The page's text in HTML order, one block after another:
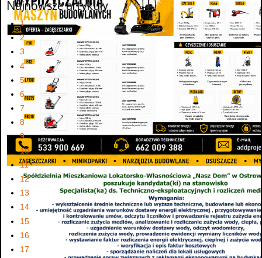
Najnowsze artykuły
1
2
3
4
5
6
7
8
9
10
11
12
13
14
15
16
17